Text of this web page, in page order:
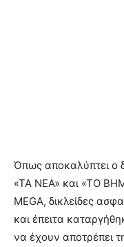
Όπως αποκαλύπτει ο
«ΤΑ ΝΕΑ» και «ΤΟ
MEGA, δικλείδες
και έπειτα
να έχουν αποτρέπει